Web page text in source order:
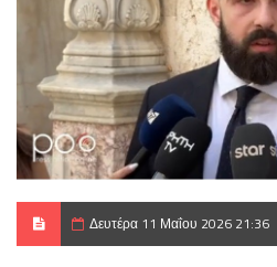
Δευτέρα 11 Μαΐου 2026 21:36